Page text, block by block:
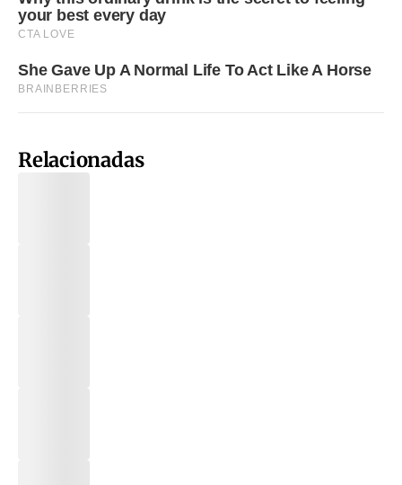
Relacionadas